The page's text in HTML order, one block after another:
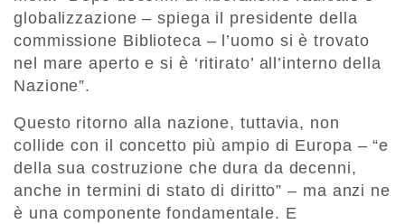
globalizzazione – spiega il presidente della
commissione Biblioteca – l’uomo si è trovato
nel mare aperto e si è ‘ritirato’ all’interno della
Nazione”.
Questo ritorno alla nazione, tuttavia, non
collide con il concetto più ampio di Europa – “e
della sua costruzione che dura da decenni,
anche in termini di stato di diritto” – ma anzi ne
è una componente fondamentale. E